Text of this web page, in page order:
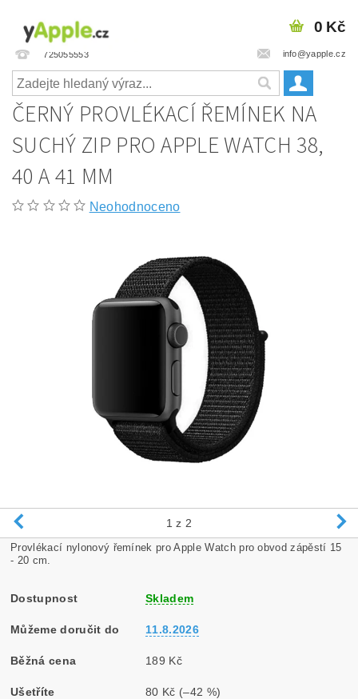
725055553 info@yapple.cz
0 Kč
ČERNÝ PROVLÉKACÍ ŘEMÍNEK NA
SUCHÝ ZIP PRO APPLE WATCH 38,
40 A 41 MM
Neohodnoceno
1 z 2
Provlékací nylonový řemínek pro Apple Watch pro obvod zápěstí 15
- 20 cm.
Dostupnost Skladem
Můžeme doručit do 11.8.2026
Běžná cena 189 Kč
Ušetříte 80 Kč (–42 %)